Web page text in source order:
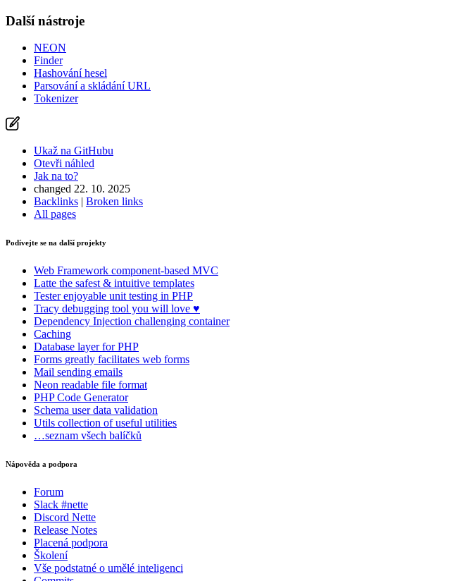
Další nástroje
NEON
Finder
Hashování hesel
Parsování a skládání URL
Tokenizer
Ukaž na GitHubu
Otevři náhled
Jak na to?
changed 22. 10. 2025
Backlinks | Broken links
All pages
Podívejte se na další projekty
Web Framework component-based MVC
Latte the safest & intuitive templates
Testerenjoyable unit testing in PHP
Tracy debugging tool you will love ♥
Dependency Injection challenging container
Caching
Database layer for PHP
Forms greatly facilitates web forms
Mail sending emails
Neon readable file format
PHP Code Generator
Schema user data validation
Utils collection of useful utilities
…seznam všech balíčků
Nápověda a podpora
Forum
Slack #nette
Discord Nette
Release Notes
Placená podpora
Školení
Vše podstatné o umělé inteligenci